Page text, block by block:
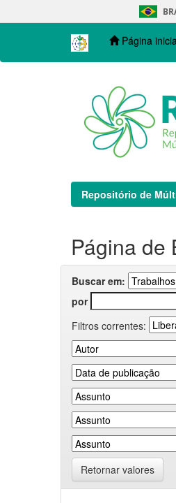
navigation
Página
Repositório de
Página de
Buscar em:
por
Filtros correntes:
Retornar valores